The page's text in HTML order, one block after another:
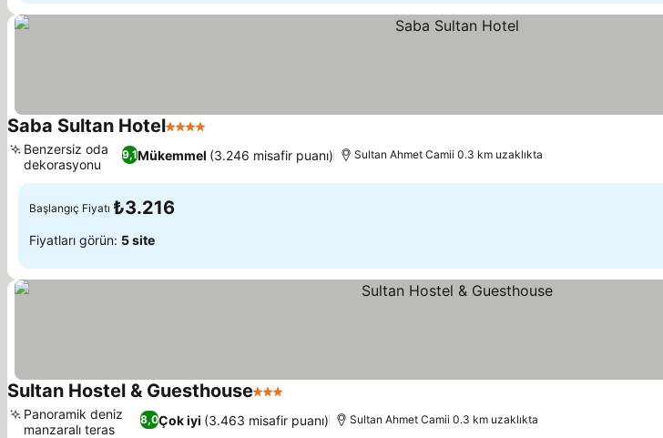
Saba Sultan Hotel4 Yıldız
9,1Mükemmel (3.246 misafir puanı)
Benzersiz oda
dekorasyonu
Sultan Ahmet Camii 0.3 km uzaklıkta
Başlangıç Fiyatı ₺3.216
Fiyatları görün: 5 site
Sultan Hostel & Guesthouse3 Yıldız
8,0Çok iyi (3.463 misafir puanı)
Panoramik deniz
manzaralı teras
Sultan Ahmet Camii 0.3 km uzaklıkta